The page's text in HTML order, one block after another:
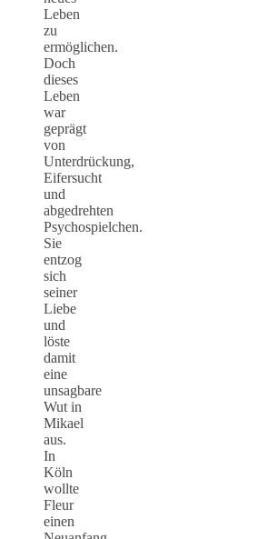
Leben
zu
ermöglichen.
Doch
dieses
Leben
war
geprägt
von
Unterdrückung,
Eifersucht
und
abgedrehten
Psychospielchen.
Sie
entzog
sich
seiner
Liebe
und
löste
damit
eine
unsagbare
Wut in
Mikael
aus.
In
Köln
wollte
Fleur
einen